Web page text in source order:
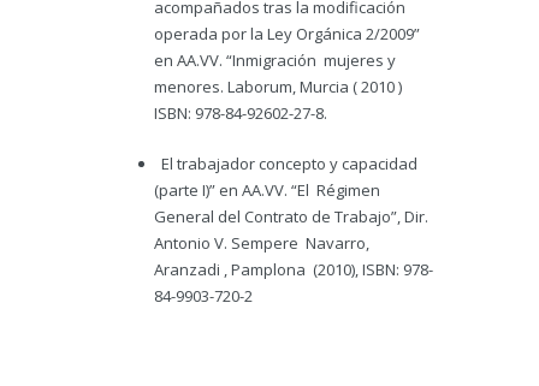
acompañados tras la modificación
operada por la Ley Orgánica 2/2009”
en AA.VV. “Inmigración mujeres y
menores. Laborum, Murcia ( 2010 )
ISBN: 978-84-92602-27-8.
El trabajador concepto y capacidad
(parte I)” en AA.VV. “El Régimen
General del Contrato de Trabajo”, Dir.
Antonio V. Sempere Navarro,
Aranzadi , Pamplona (2010), ISBN: 978-
84-9903-720-2